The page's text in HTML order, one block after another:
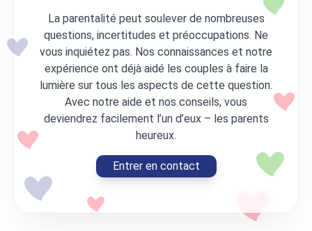
La parentalité peut soulever de nombreuses
questions, incertitudes et préoccupations. Ne
vous inquiétez pas. Nos connaissances et notre
expérience ont déjà aidé les couples à faire la
lumière sur tous les aspects de cette question.
Avec notre aide et nos conseils, vous
deviendrez facilement l’un d’eux – les parents
heureux.
Entrer en contact